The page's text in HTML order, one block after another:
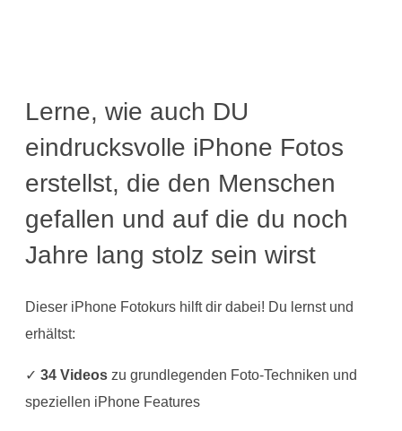
Lerne, wie auch DU
eindrucksvolle iPhone Fotos
erstellst, die den Menschen
gefallen und auf die du noch
Jahre lang stolz sein wirst
Dieser iPhone Fotokurs hilft dir dabei! Du lernst und
erhältst:
✓ 34 Videos zu grundlegenden Foto-Techniken und
speziellen iPhone Features